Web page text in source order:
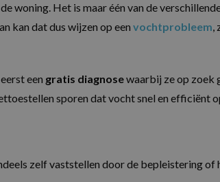
woning. Het is maar één van de
kan dat dus wijzen op een vochtprobleem,
een gratis diagnosewaarbij ze op zoek
sporen dat vocht snel en efficiënt
zelf vaststellen door de bepleistering of